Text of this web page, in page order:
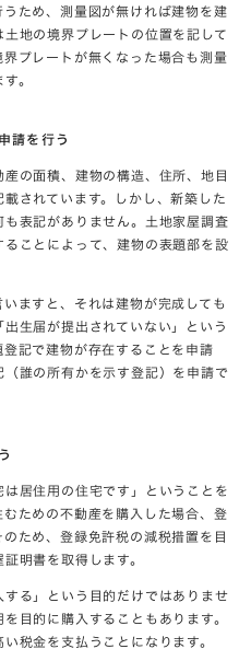
ため、測量図が無ければ建物を建
地の境界プレートの位置を記して
プレートが無くなった場合も測量
。
請を行う
の面積、建物の構造、住所、地目
されています。しかし、新築した
表記がありません。土地家屋調査
ことによって、建物の表題部を設
ますと、それは建物が完成しても
生届が提出されていない」という
記で建物が存在することを申請
誰の所有かを示す登記）を申請で
居住用の住宅です」ということを
ための不動産を購入した場合、登
ため、登録免許税の減税措置を目
明書を取得します。
る」という目的だけではありませ
目的に購入することもあります。
税金を支払うことになります。